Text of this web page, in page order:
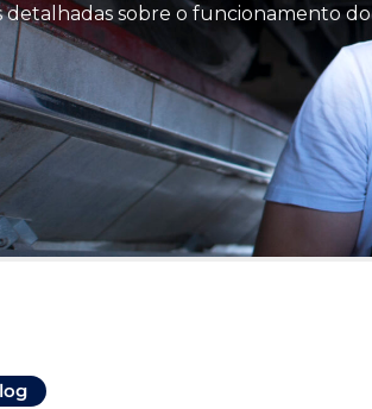
detalhadas sobre o funcionamento